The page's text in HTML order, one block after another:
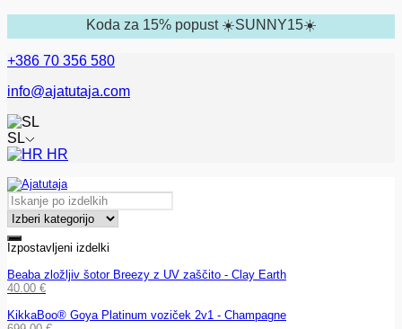
Koda za 15% popust ☀️SUNNY15☀️
+386 70 356 580
info@ajatutaja.com
SL
HR
Izpostavljeni izdelki
Beaba zložljiv šotor Breezy z UV zaščito - Clay Earth
40.00 €
KikkaBoo® Goya Platinum voziček 2v1 - Champagne